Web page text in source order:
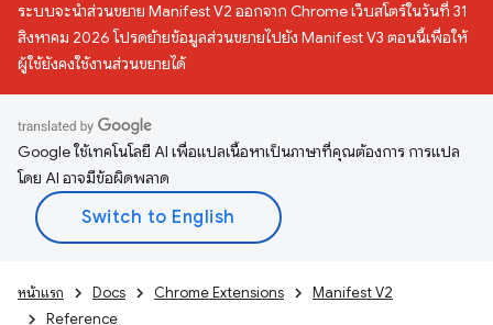
ระบบจะนำส่วนขยาย Manifest V2 ออกจาก Chrome เว็บสโตร์ในวันที่ 31
สิงหาคม 2026 โปรดย้ายข้อมูลส่วนขยายไปยัง Manifest V3 ตอนนี้เพื่อให้
ผู้ใช้ยังคงใช้งานส่วนขยายได้
Google ใช้เทคโนโลยี AI เพื่อแปลเนื้อหาเป็นภาษาที่คุณต้องการ การแปล
โดย AI อาจมีข้อผิดพลาด
หน้าแรก Docs Chrome Extensions
Manifest V2
Reference